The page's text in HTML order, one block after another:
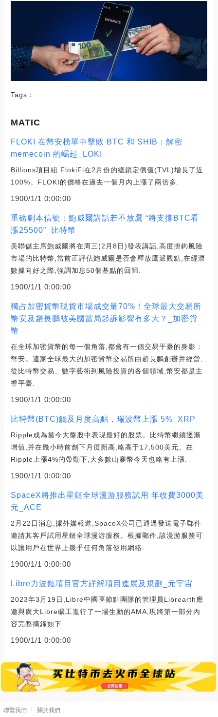
Tags：
MATIC
FLOKI 在幣安榜單中擊敗 BTC 和 SHIB：解密
memecoin 的崛起_LOKI
Billions項目組 FlokiFi在2月份的總鎖定價值(TVL)增長了近
100%。FLOKI的價格在過去一個月內上漲了兩倍多.
1900/1/1 0:00:00
重磅劇本信號：鮑威爾講話若不放鷹 “將支撐BTC看
漲25500”_比特幣
美聯儲主席鮑威爾將在周三(2月8日)發表講話,高度掛鉤風險
市場的比特幣,當前正評估鮑威爾是否會釋放鷹派觀點,在經濟
數據向好之際,強調加息50個基點的回歸.
1900/1/1 0:00:00
獨占加密貨幣現貨市場成交量70%！全球最大交易所
幣安及趙長鵬被美國當局起訴影響有多大？_加密貨
幣
在全球加密貨幣的每一個角落,都會有一個交易平臺的身影：
幣安。這家全球最大的加密貨幣交易所由趙長鵬創辦并經營,
從比特幣交易、數字藝術到風險投資的各個領域,幣安都是主
導平臺.
1900/1/1 0:00:00
比特幣(BTC)觸及月度高點，瑞波幣上漲 5%_XRP
Ripple成為當今大盤股中表現最好的股票。比特幣繼續逐漸
增值,并在幾小時前創下月度新高,略高于17,500美元。在
Ripple上漲4%的帶動下,大多數山寨幣今天也略有上漲.
1900/1/1 0:00:00
SpaceX將推出星鏈全球漫游服務試用 年收費3000美
元_ACE
2月22日消息,據外媒報道,SpaceX公司已通過發送電子郵件
邀請其客戶試用星鏈全球漫游服務。根據郵件,該漫游服務可
以讓用戶在世界上幾乎任何角落使用網絡.
1900/1/1 0:00:00
Libre力波鏈項目官方詳解項目進展及規劃_元宇宙
2023年3月19日,Libre中國區節點團隊的管理員Librearth應
邀與廣大Libre礦工進行了一場生動的AMA,現將第一部分內
容完整摘錄如下.
1900/1/1 0:00:00
聯繫我們 關於我們